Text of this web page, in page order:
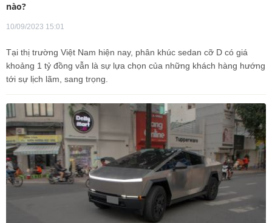
nào?
10/09/2023 15:01
Tại thị trường Việt Nam hiện nay, phân khúc sedan cỡ D có giá
khoảng 1 tỷ đồng vẫn là sự lựa chọn của những khách hàng hướng
tới sự lịch lãm, sang trọng.